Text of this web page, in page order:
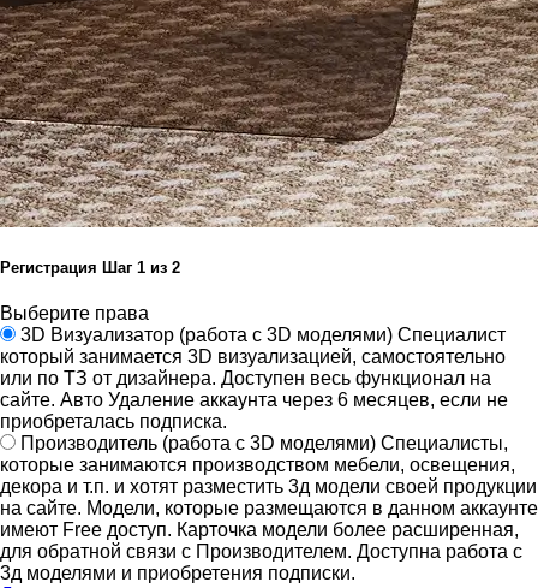
Регистрация Шаг 1 из 2
Выберите права
3D Визуализатор (работа с 3D моделями) Специалист
который занимается 3D визуализацией, самостоятельно
или по ТЗ от дизайнера. Доступен весь функционал на
сайте. Авто Удаление аккаунта через 6 месяцев, если не
приобреталась подписка.
Производитель (работа с 3D моделями) Специалисты,
которые занимаются производством мебели, освещения,
декора и т.п. и хотят разместить 3д модели своей продукции
на сайте. Модели, которые размещаются в данном аккаунте
имеют Free доступ. Карточка модели более расширенная,
для обратной связи с Производителем. Доступна работа с
3д моделями и приобретения подписки.